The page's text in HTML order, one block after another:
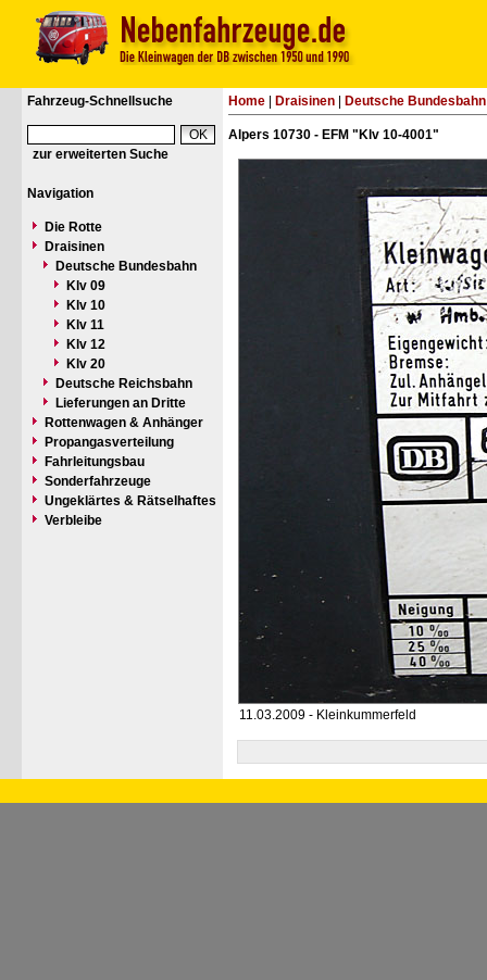
Fahrzeug-Schnellsuche
zur erweiterten Suche
Navigation
Die Rotte
Draisinen
Deutsche Bundesbahn
Klv 09
Klv 10
Klv 11
Klv 12
Klv 20
Deutsche Reichsbahn
Lieferungen an Dritte
Rottenwagen & Anhänger
Propangasverteilung
Fahrleitungsbau
Sonderfahrzeuge
Ungeklärtes & Rätselhaftes
Verbleibe
Home Draisinen Deutsche Bundesbahn
Alpers 10730 - EFM "Klv 10-4001"
11.03.2009 - Kleinkummerfeld